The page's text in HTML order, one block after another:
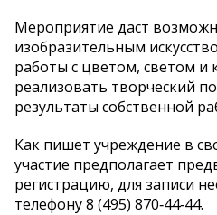
Мероприятие даст
изобразительным
работы с цветом, светом и
реализовать творческий
результаты собственной
Как пишет учреждение в
участие предполагает
регистрацию, для записи
телефону 8 (495) 870‑44‑44.